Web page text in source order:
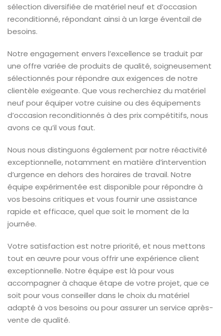
sélection diversifiée de matériel neuf et d’occasion
reconditionné, répondant ainsi à un large éventail de
besoins.
Notre engagement envers l’excellence se traduit par
une offre variée de produits de qualité, soigneusement
sélectionnés pour répondre aux exigences de notre
clientèle exigeante. Que vous recherchiez du matériel
neuf pour équiper votre cuisine ou des équipements
d’occasion reconditionnés à des prix compétitifs, nous
avons ce qu’il vous faut.
Nous nous distinguons également par notre réactivité
exceptionnelle, notamment en matière d’intervention
d’urgence en dehors des horaires de travail. Notre
équipe expérimentée est disponible pour répondre à
vos besoins critiques et vous fournir une assistance
rapide et efficace, quel que soit le moment de la
journée.
Votre satisfaction est notre priorité, et nous mettons
tout en œuvre pour vous offrir une expérience client
exceptionnelle. Notre équipe est là pour vous
accompagner à chaque étape de votre projet, que ce
soit pour vous conseiller dans le choix du matériel
adapté à vos besoins ou pour assurer un service après-
vente de qualité.